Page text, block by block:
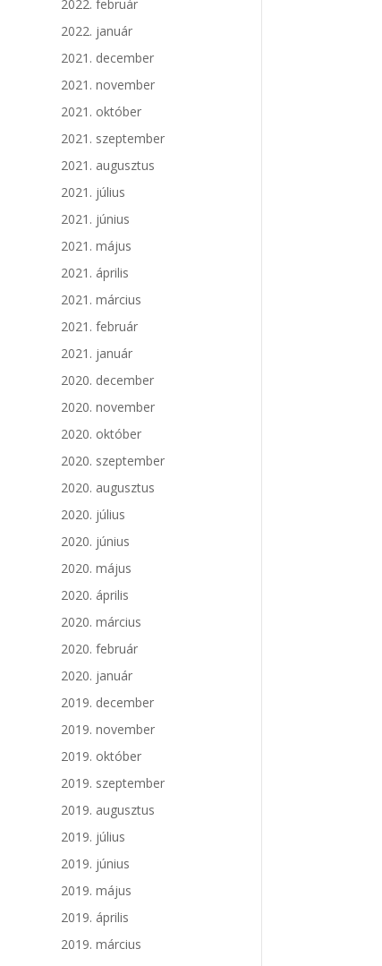
2022. február
2022. január
2021. december
2021. november
2021. október
2021. szeptember
2021. augusztus
2021. július
2021. június
2021. május
2021. április
2021. március
2021. február
2021. január
2020. december
2020. november
2020. október
2020. szeptember
2020. augusztus
2020. július
2020. június
2020. május
2020. április
2020. március
2020. február
2020. január
2019. december
2019. november
2019. október
2019. szeptember
2019. augusztus
2019. július
2019. június
2019. május
2019. április
2019. március